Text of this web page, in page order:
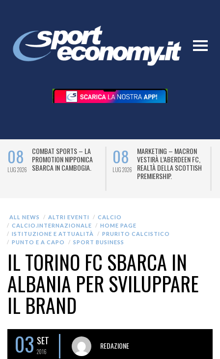
08
LUG 2026
COMBAT SPORTS – LA
PROMOTION NIPPONICA
SBARCA IN CAMBOGIA.
08
LUG 2026
MARKETING – MACRON
VESTIRÀ L’ABERDEEN FC,
REALTÀ DELLA SCOTTISH
PREMIERSHIP.
ALL NEWS ALTRI EVENTI
CALCIO
CALCIO.INTERNAZIONALE
HOME PAGE
ISTITUZIONE E ATTUALITÀ
PRURITO CALCISTICO
PUNTO E A CAPO
SPORT BUSINESS
IL TORINO FC SBARCA IN
ALBANIA PER SVILUPPARE
IL BRAND
03 SET
2016
REDAZIONE